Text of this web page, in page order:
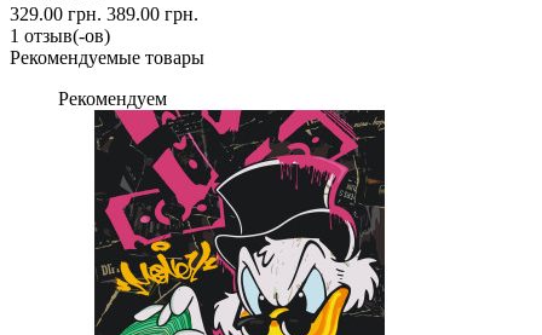
329.00 грн. 389.00 грн.
1 отзыв(-ов)
Рекомендуемые товары
Рекомендуем